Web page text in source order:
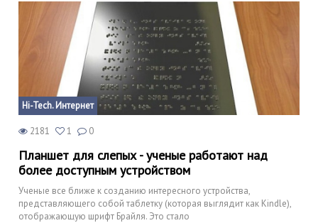
Hi-Tech. Интернет
2181 1 0
Планшет для слепых - ученые работают над
более доступным устройством
Ученые все ближе к созданию интересного устройства,
представляющего собой таблетку (которая выглядит как Kindle),
отображающую шрифт Брайля. Это стало